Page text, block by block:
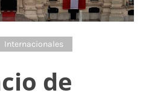
Internacionales
de